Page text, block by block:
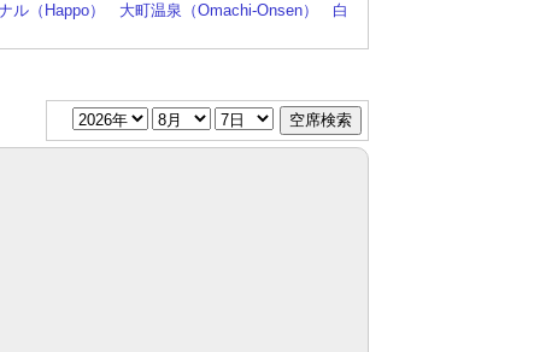
ル（Happo）
大町温泉（Omachi-Onsen） 白